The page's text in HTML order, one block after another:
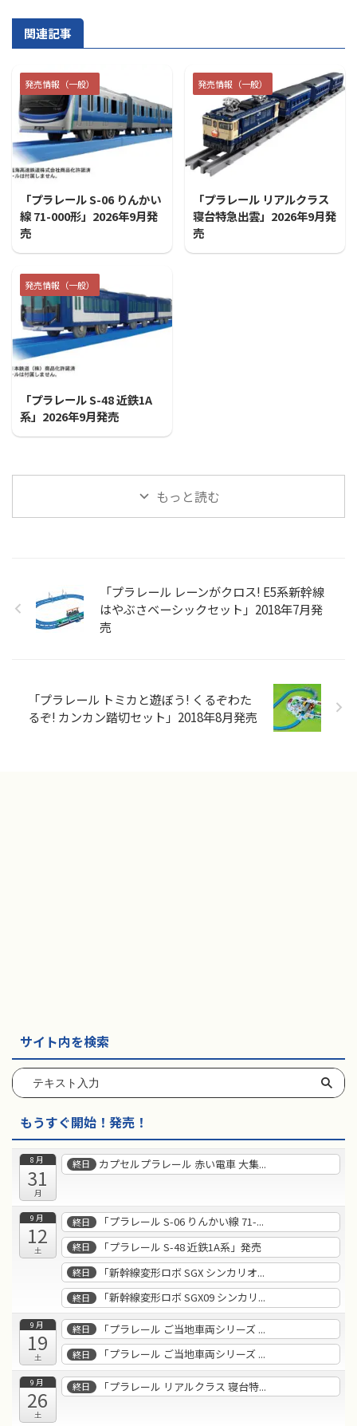
関連記事
発売情報（一般）
「プラレール S-06 りんかい
線 71-000形」2026年9月発
売
発売情報（一般）
「プラレール リアルクラス
寝台特急出雲」2026年9月発
売
発売情報（一般）
「プラレール S-48 近鉄1A
系」2026年9月発売
もっと読む
「プラレール レーンがクロス! E5系新幹線
はやぶさベーシックセット」2018年7月発
売
「プラレール トミカと遊ぼう! くるぞわた
るぞ! カンカン踏切セット」2018年8月発売
サイト内を検索
もうすぐ開始！発売！
8月
31
月
終日 カプセルプラレール 赤い電車 大集...
9月
12
土
終日 「プラレール S-06 りんかい線 71-...
終日 「プラレール S-48 近鉄1A系」発売
終日 「新幹線変形ロボ SGX シンカリオ...
終日 「新幹線変形ロボ SGX09 シンカリ...
9月
19
土
終日 「プラレール ご当地車両シリーズ ...
終日 「プラレール ご当地車両シリーズ ...
9月
26
土
終日 「プラレール リアルクラス 寝台特...